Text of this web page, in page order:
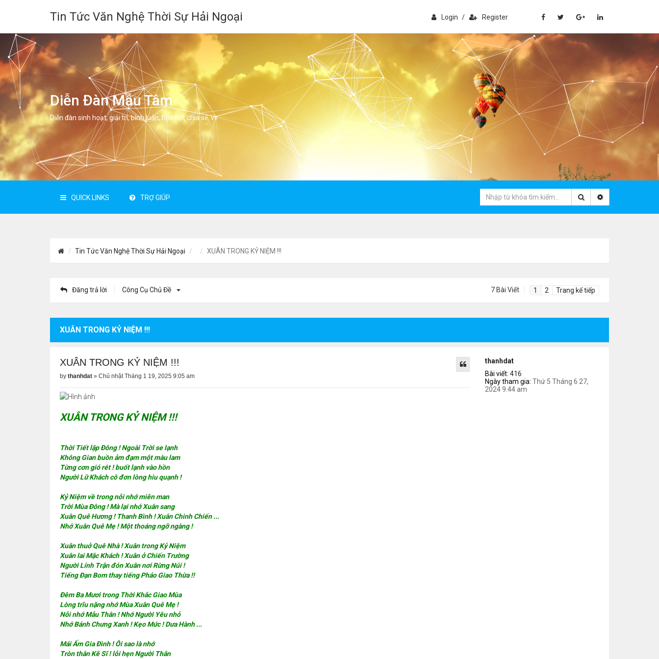
Tin Tức Văn Nghệ Thời Sự Hải Ngoại Login / Register
Diễn Đàn Mẫu Tâm
Diễn đàn sinh hoạt, giải trí, bình luân, học hỏi, chia sẻ, vv.
QUICK LINKS TRỢ GIÚP
Tin Tức Văn Nghệ Thời Sự Hải Ngoại XUÂN TRONG KỶ NIỆM !!!
Đăng trả lời Công Cụ Chủ Đề 7 Bài Viết 1 2 Trang kế tiếp
XUÂN TRONG KỶ NIỆM !!!
thanhdat
Bài viết: 416
Ngày tham gia: Thứ 5 Tháng 6 27,
2024 9:44 am
XUÂN TRONG KỶ NIỆM !!!
by thanhdat » Chủ nhật Tháng 1 19, 2025 9:05 am
XUÂN TRONG KỶ NIỆM !!!
Thời Tiết lập Đông ! Ngoài Trời se lạnh
Không Gian buồn ảm đạm một màu lam
Từng cơn gió rét ! buốt lạnh vào hồn
Người Lữ Khách cô đơn lòng hiu quạnh !
Kỷ Niệm về trong nỗi nhớ miên man
Trời Mùa Đông ! Mà lại nhớ Xuân sang
Xuân Quê Hương ! Thanh Bình ! Xuân Chinh Chiến ...
Nhớ Xuân Quê Mẹ ! Một thoáng ngỡ ngàng !
Xuân thuở Quê Nhà ! Xuân trong Kỷ Niệm
Xuân lai Mặc Khách ! Xuân ở Chiến Trường
Người Lính Trận đón Xuân nơi Rừng Núi !
Tiếng Đạn Bom thay tiếng Pháo Giao Thừa !!
Đêm Ba Mươi trong Thời Khắc Giao Mùa
Lòng trĩu nặng nhớ Mùa Xuân Quê Mẹ !
Nỗi nhớ Mẫu Thân ! Nhớ Người Yêu nhỏ
Nhớ Bánh Chưng Xanh ! Kẹo Mức ! Dưa Hành ...
Mái Ấm Gia Đình ! Ôi sao là nhớ
Tròn thân Kẽ Sĩ ! lỗi hẹn Người Thân